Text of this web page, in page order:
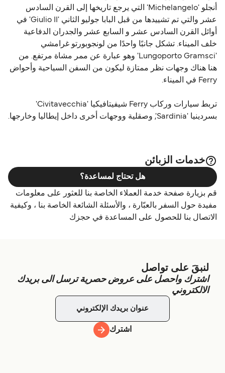
أنجلو 'Michelangelo' التي يرجع تاريخها إلى القرن السادس
عشر والتي تم تشييدها من قبل البابا جوليو الثاني 'Giulio II' في
أوائل القرن السادس عشر و السابع عشر والجدران الدفاعية
خلف الميناء. تشكل جانبًا واحدًا من لونجوبورتو غرامشي
'Lungoporto Gramsci' وهو عبارة عن ممر مشاة مرتفع. من
هنا هناك وجهات نظر ممتازة ليكون من السفن السياحية وأحواض
Ferry في الميناء.
تربط سيارات وركاب Ferry شيفيتافيكيا 'Civitavecchia'
بسردينيا 'Sardinia', وصقلية ووجهات أخرى داخل إيطاليا وخارجها.
خدمات الزبائن
قم بزيارة صفحة خدمة العملاء الخاصة بنا للعثور على معلومات
مفيدة حول السفر بالعبّارة ، والأسئلة الشائعة الخاصة بنا ، وكيفية
الاتصال بنا للحصول على المساعدة في حجزك
هل تحتاج لمساعدة؟
لنبقَ على تواصل
اشترك واحصل على عروض حصرية ترسل الى بريدك
الالكتروني
اشترك